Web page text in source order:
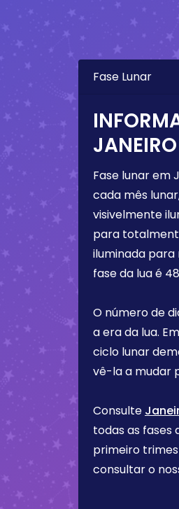
Fase Lunar
Fase lunar em
cada mês
visivelmente
para
iluminada para
fase da lua é
O número de
a era da lua. Em
ciclo lunar
vê-la a mudar
Consulte
todas as fases
primeiro
consultar o